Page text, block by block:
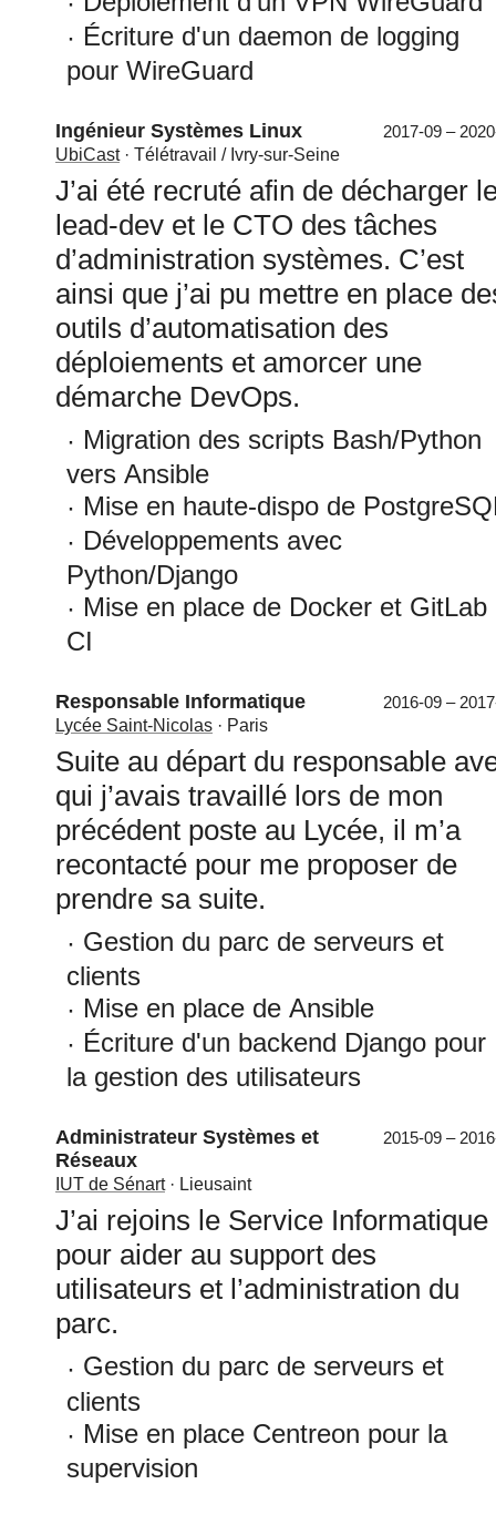
Écriture d'un daemon de logging
pour WireGuard
Ingénieur Systèmes Linux
UbiCast· Télétravail / Ivry-sur-Seine
2017-09 –
J’ai été recruté afin de décharger
lead-dev et le CTO des tâches
d’administration systèmes. C’est
ainsi que j’ai pu mettre en place
outils d’automatisation des
déploiements et amorcer une
démarche DevOps.
Migration des scripts Bash/Python
vers Ansible
Mise en haute-dispo de
Développements avec
Python/Django
Mise en place de Docker et GitLab
CI
Responsable Informatique
Lycée Saint-Nicolas · Paris
2016-09 –
Suite au départ du responsable
qui j’avais travaillé lors de mon
précédent poste au Lycée, il m’a
recontacté pour me proposer de
prendre sa suite.
Gestion du parc de serveurs et
clients
Mise en place de Ansible
Écriture d'un backend Django pour
la gestion des utilisateurs
Administrateur Systèmes et
Réseaux
IUT de Sénart· Lieusaint
2015-09 –
J’ai rejoins le Service Informatique
pour aider au support des
utilisateurs et l’administration du
parc.
Gestion du parc de serveurs et
clients
Mise en place Centreon pour la
supervision